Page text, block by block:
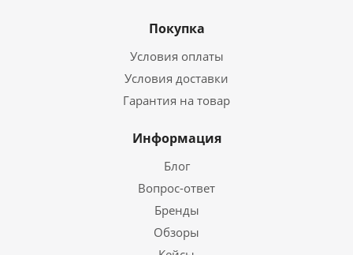
Покупка
Условия оплаты
Условия доставки
Гарантия на товар
Информация
Блог
Вопрос-ответ
Бренды
Обзоры